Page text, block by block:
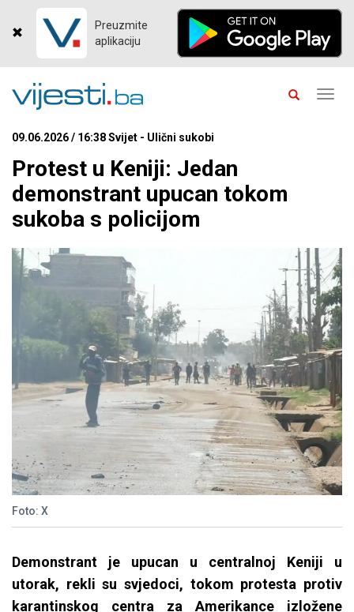
Preuzmite
aplikaciju
09.06.2026 / 16:38 Svijet - Ulični sukobi
Protest u Keniji: Jedan
demonstrant upucan tokom
sukoba s policijom
Foto: X
Demonstrant je upucan u centralnoj Keniji u
utorak, rekli su svjedoci, tokom protesta protiv
karantinskog centra za Amerikance izložene